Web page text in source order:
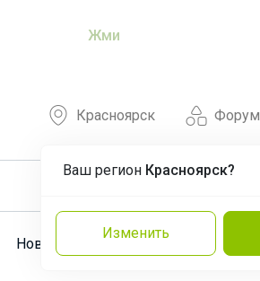
Жми
Форум
Красноярск
Ваш регион Красноярск?
Изменить
Новости Команда